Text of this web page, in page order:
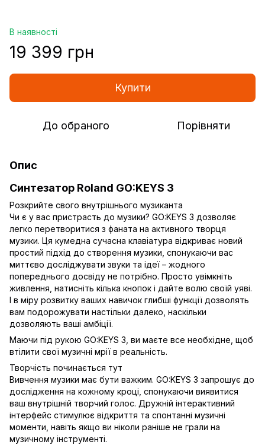
В наявності
19 399 грн
Купити
До обраного Порівняти
Опис
Синтезатор Roland GO:KEYS 3
Розкрийте свого внутрішнього музиканта
Чи є у вас пристрасть до музики? GO:KEYS 3 дозволяє
легко перетворитися з фаната на активного творця
музики. Ця кумедна сучасна клавіатура відкриває новий
простий підхід до створення музики, спонукаючи вас
миттєво досліджувати звуки та ідеї – жодного
попереднього досвіду не потрібно. Просто увімкніть
живлення, натисніть кілька кнопок і дайте волю своїй уяві.
І в міру розвитку ваших навичок глибші функції дозволять
вам подорожувати настільки далеко, наскільки
дозволяють ваші амбіції.
Маючи під рукою GO:KEYS 3, ви маєте все необхідне, щоб
втілити свої музичні мрії в реальність.
Творчість починається тут
Вивчення музики має бути важким. GO:KEYS 3 запрошує до
дослідження на кожному кроці, спонукаючи виявитися
ваш внутрішній творчий голос. Дружній інтерактивний
інтерфейс стимулює відкриття та спонтанні музичні
моменти, навіть якщо ви ніколи раніше не грали на
музичному інструменті.